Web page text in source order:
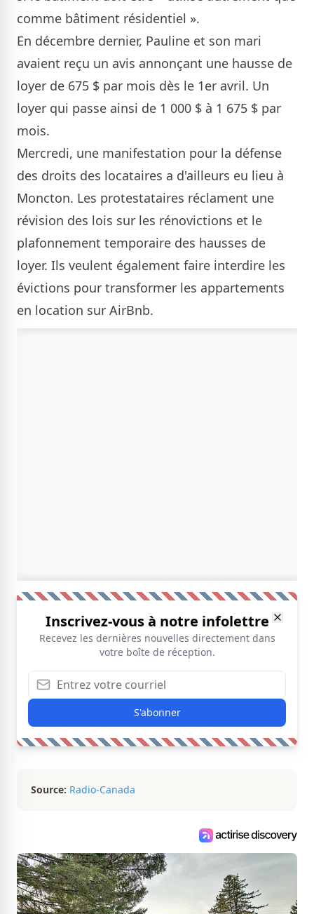
comme bâtiment résidentiel ».
En décembre dernier, Pauline et son mari
avaient reçu un avis annonçant une hausse de
loyer de 675 $ par mois dès le 1er avril. Un
loyer qui passe ainsi de 1 000 $ à 1 675 $ par
mois.
Mercredi, une manifestation pour la défense
des droits des locataires a d'ailleurs eu lieu à
Moncton. Les protestataires réclament une
révision des lois sur les rénovictions et le
plafonnement temporaire des hausses de
loyer. Ils veulent également faire interdire les
évictions pour transformer les appartements
en location sur AirBnb.
Inscrivez-vous à notre infolettre
Recevez les dernières nouvelles directement dans
votre boîte de réception.
S'abonner
Source: Radio-Canada